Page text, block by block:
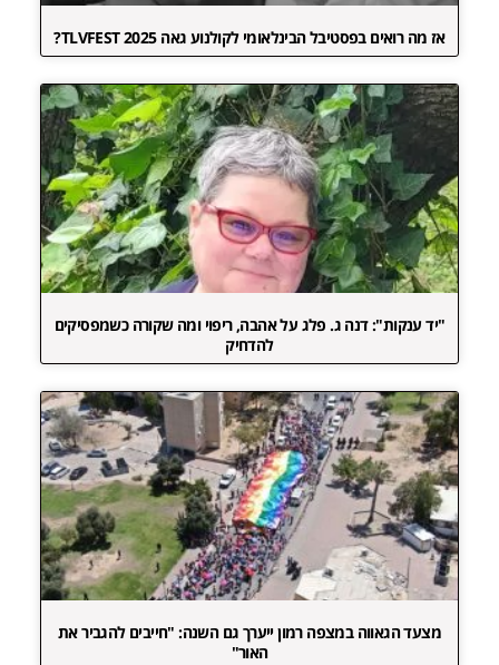
אז מה רואים בפסטיבל הבינלאומי לקולנוע גאה TLVFEST 2025?
"יד ענקות": דנה ג. פלג על אהבה, ריפוי ומה שקורה כשמפסיקים
להדחיק
מצעד הגאווה במצפה רמון ייערך גם השנה: "חייבים להגביר את
האור"